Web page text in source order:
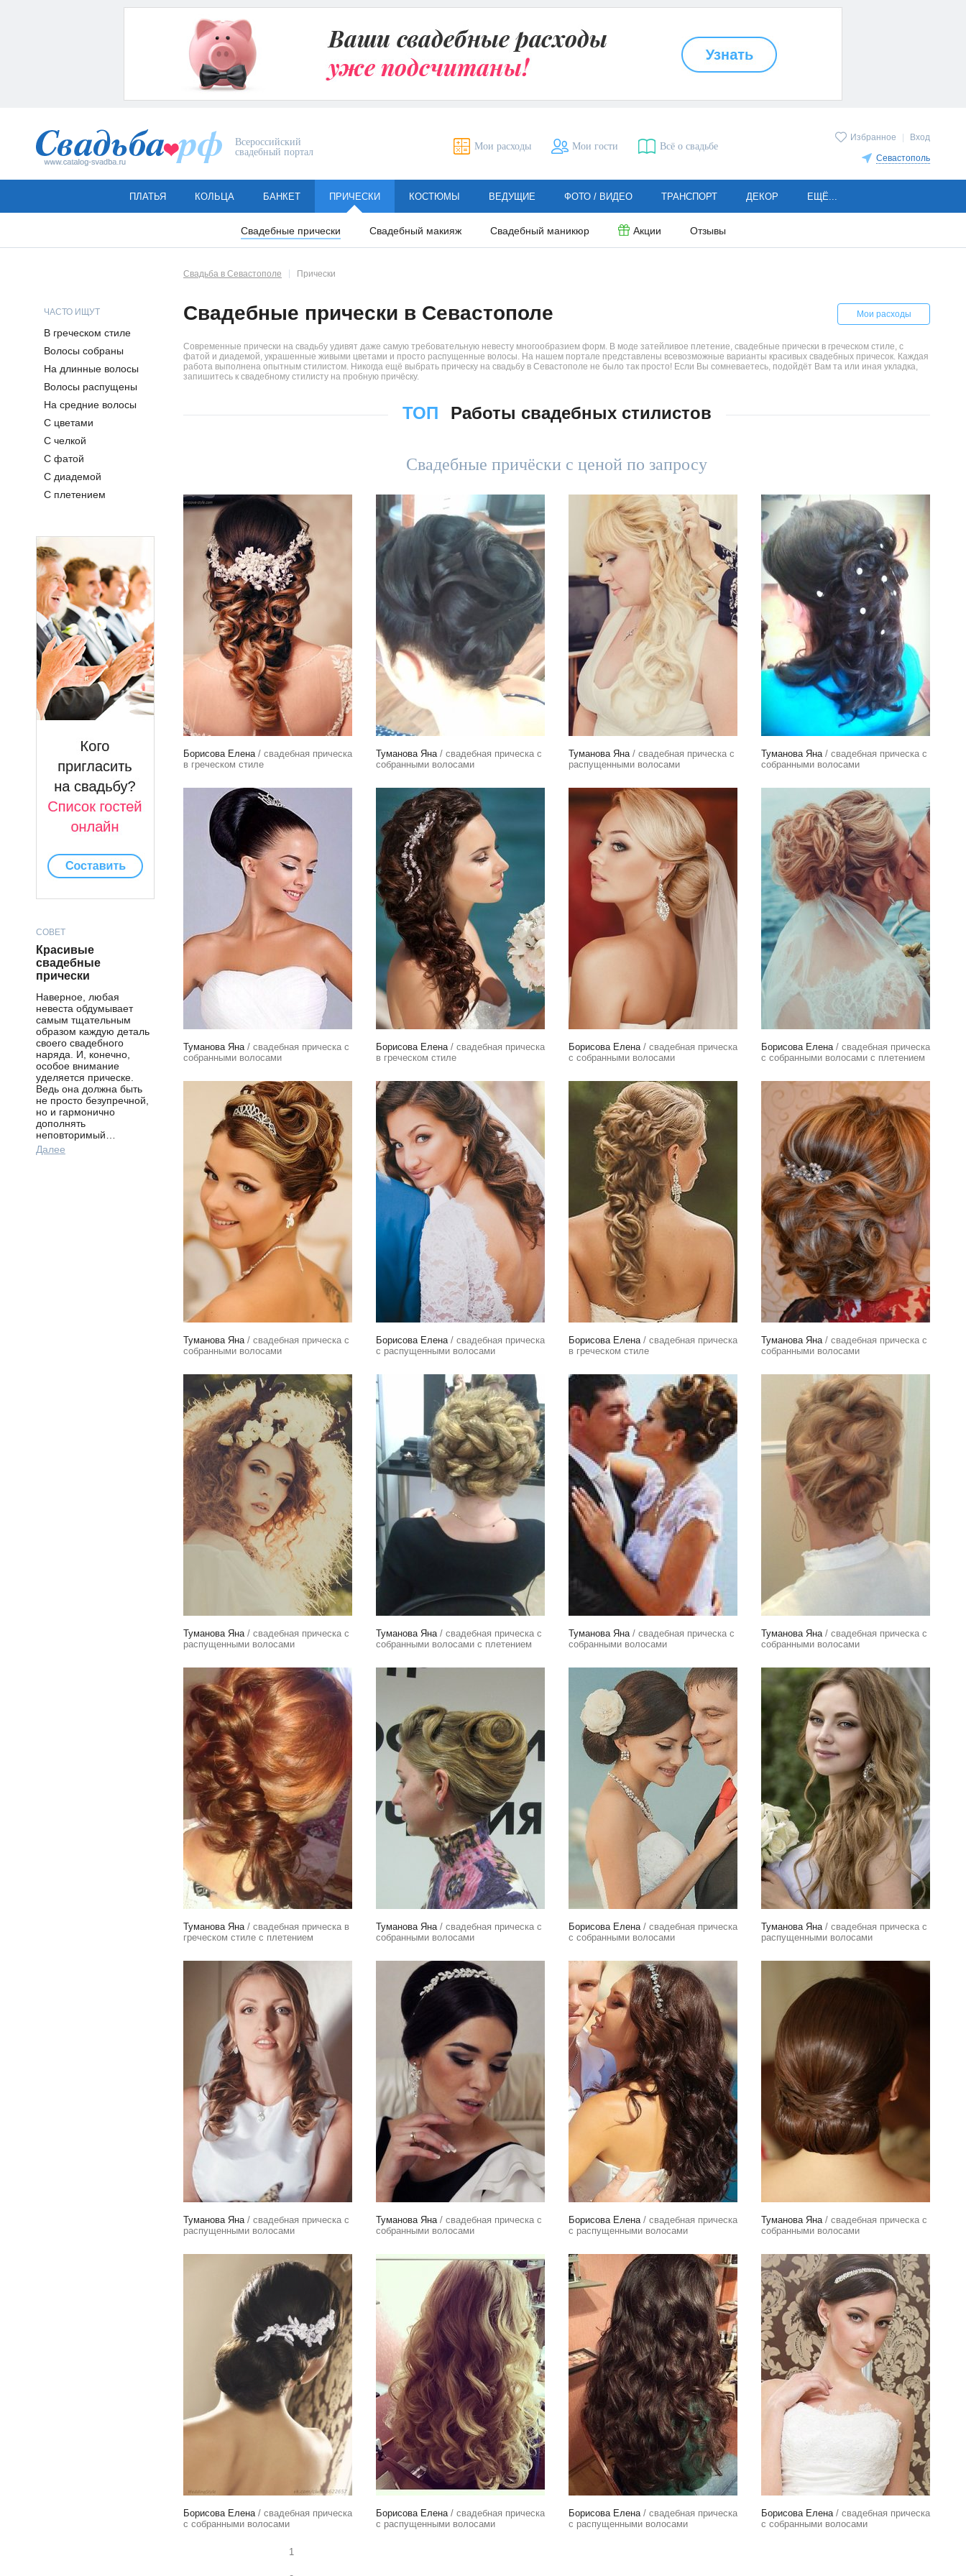
Всероссийский
свадебный портал
Избранное Вход
Севастополь
Мои расходы Мои гости Всё о свадьбе
ПЛАТЬЯ КОЛЬЦА БАНКЕТ ПРИЧЕСКИ
Свадебные прически Свадебный макияж Свадебный маникюр Акции Отзывы
КОСТЮМЫ ВЕДУЩИЕ ФОТО / ВИДЕО ТРАНСПОРТ ДЕКОР ЕЩЁ...
ЧАСТО ИЩУТ
В греческом стиле
Волосы собраны
На длинные волосы
Волосы распущены
На средние волосы
С цветами
С челкой
С фатой
С диадемой
С плетением
СОВЕТ
Красивые
свадебные
прически
Наверное, любая
невеста обдумывает
самым тщательным
образом каждую деталь
своего свадебного
наряда. И, конечно,
особое внимание
уделяется прическе.
Ведь она должна быть
не просто безупречной,
но и гармонично
дополнять
неповторимый…
Далее
Свадьба в Севастополе Прически
Мои расходы
Свадебные прически в Севастополе
Современные прически на свадьбу удивят даже самую требовательную невесту многообразием форм. В моде затейливое плетение, свадебные прически в греческом стиле, с
фатой и диадемой, украшенные живыми цветами и просто распущенные волосы. На нашем портале представлены всевозможные варианты красивых свадебных причесок. Каждая
работа выполнена опытным стилистом. Никогда ещё выбрать прическу на свадьбу в Севастополе не было так просто! Если Вы сомневаетесь, подойдёт Вам та или иная укладка,
запишитесь к свадебному стилисту на пробную причёску.
ТОП Работы свадебных стилистов
Свадебные причёски с ценой по запросу
Борисова Елена/ свадебная прическа
в греческом стиле
Туманова Яна/ свадебная прическа с
собранными волосами
Туманова Яна/ свадебная прическа с
распущенными волосами
Туманова Яна/ свадебная прическа с
собранными волосами
Туманова Яна/ свадебная прическа с
собранными волосами
Борисова Елена/ свадебная прическа
в греческом стиле
Борисова Елена/ свадебная прическа
с собранными волосами
Борисова Елена/ свадебная прическа
с собранными волосами с плетением
Туманова Яна/ свадебная прическа с
собранными волосами
Борисова Елена/ свадебная прическа
с распущенными волосами
Борисова Елена/ свадебная прическа
в греческом стиле
Туманова Яна/ свадебная прическа с
собранными волосами
Туманова Яна/ свадебная прическа с
распущенными волосами
Туманова Яна/ свадебная прическа с
собранными волосами с плетением
Туманова Яна/ свадебная прическа с
собранными волосами
Туманова Яна/ свадебная прическа с
собранными волосами
Туманова Яна/ свадебная прическа в
греческом стиле с плетением
Туманова Яна/ свадебная прическа с
собранными волосами
Борисова Елена/ свадебная прическа
с собранными волосами
Туманова Яна/ свадебная прическа с
распущенными волосами
Туманова Яна/ свадебная прическа с
распущенными волосами
Туманова Яна/ свадебная прическа с
собранными волосами
Борисова Елена/ свадебная прическа
с распущенными волосами
Туманова Яна/ свадебная прическа с
собранными волосами
Борисова Елена/ свадебная прическа
с собранными волосами
Борисова Елена/ свадебная прическа
с распущенными волосами
Борисова Елена/ свадебная прическа
с распущенными волосами
Борисова Елена/ свадебная прическа
с собранными волосами
1